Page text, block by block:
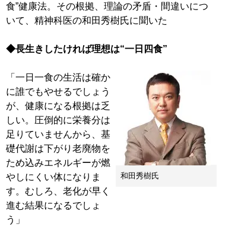
食”健康法。その根拠、理論の矛盾・間違いにつ
いて、精神科医の和田秀樹氏に聞いた
◆長生きしたければ理想は“一日四食”
和田秀樹氏
「一日一食の生活は確か
に誰でもやせるでしょう
が、健康になる根拠は乏
しい。圧倒的に栄養分は
足りていませんから、基
礎代謝は下がり老廃物を
ため込みエネルギーが燃
やしにくい体になりま
す。むしろ、老化が早く
進む結果になるでしょ
う」